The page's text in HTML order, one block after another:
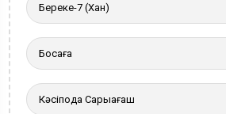
Береке-7 (Хан)
Босаға
Кәсіподақ Сарыағаш